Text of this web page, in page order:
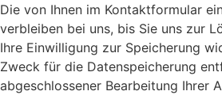
Die von Ihnen im Kontaktformular
verbleiben bei uns, bis Sie uns zur
Ihre Einwilligung zur Speicherung
Zweck für die Datenspeicherung
abgeschlossener Bearbeitung Ihrer